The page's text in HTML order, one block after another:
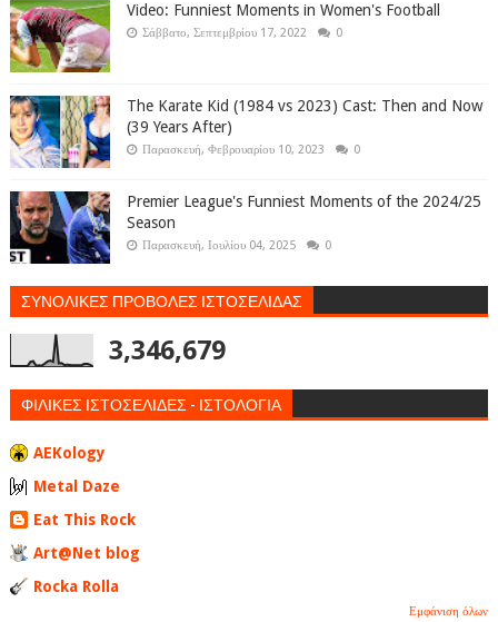
Video: Funniest Moments in Women's Football
Σάββατο, Σεπτεμβρίου 17, 2022 0
The Karate Kid (1984 vs 2023) Cast: Then and Now
(39 Years After)
Παρασκευή, Φεβρουαρίου 10, 2023 0
Premier League's Funniest Moments of the 2024/25
Season
Παρασκευή, Ιουλίου 04, 2025 0
ΣΥΝΟΛΙΚΕΣ ΠΡΟΒΟΛΕΣ ΙΣΤΟΣΕΛΙΔΑΣ
3,346,679
ΦΙΛΙΚΕΣ ΙΣΤΟΣΕΛΙΔΕΣ - ΙΣΤΟΛΟΓΙΑ
AEKology
Metal Daze
Eat This Rock
Art@Net blog
Rocka Rolla
Εμφάνιση όλων